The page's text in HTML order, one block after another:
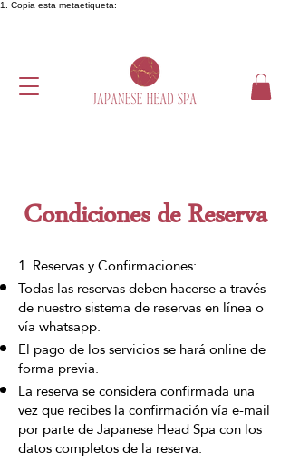
1. Copia esta metaetiqueta:
Condiciones de Reserva
1. Reservas y Confirmaciones:
Todas las reservas deben hacerse a través
de nuestro sistema de reservas en línea o
vía whatsapp.
El pago de los servicios se hará online de
forma previa.
La reserva se considera confirmada una
vez que recibes la confirmación vía e-mail
por parte de Japanese Head Spa con los
datos completos de la reserva.